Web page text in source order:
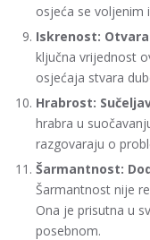
osjeća se voljenim
Iskrenost:
ključna vrijednost
osjećaja stvara
Hrabrost:
hrabra u
razgovaraju o
Šarmantnost:
Šarmantnost nije
Ona je prisutna u
posebnom.